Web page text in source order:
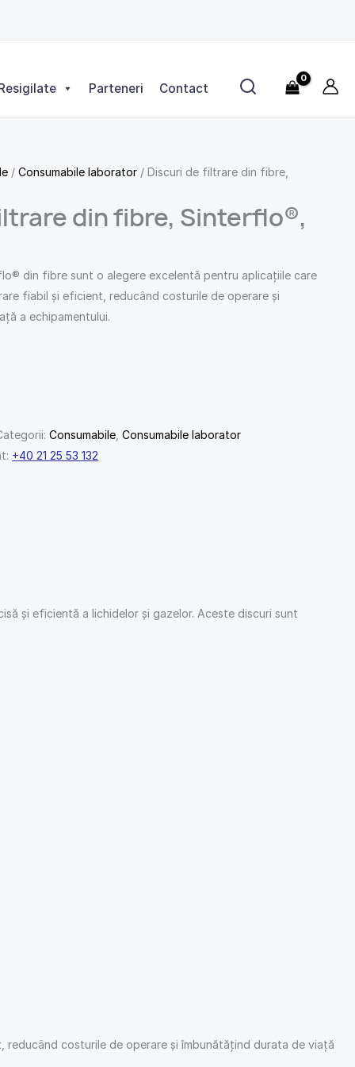
Parteneri Contact
/Consumabile laborator / Discuri de filtrare din fibre,
din fibre, Sinterflo®,
din fibre sunt o alegere excelentă pentru aplicațiile care
fiabil și eficient, reducând costurile de operare și
a echipamentului.
Consumabile ,Consumabile laborator
+40 21 25 53 132
și eficientă a lichidelor și gazelor. Aceste discuri sunt
costurile de operare și îmbunătățind durata de viață